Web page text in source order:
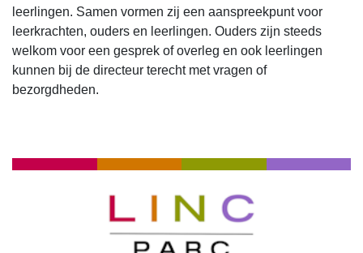
leerlingen. Samen vormen zij een aanspreekpunt voor
leerkrachten, ouders en leerlingen. Ouders zijn steeds
welkom voor een gesprek of overleg en ook leerlingen
kunnen bij de directeur terecht met vragen of
bezorgdheden.